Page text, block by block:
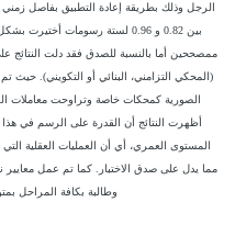
الرجل وذلك بطريقة إعادة التطبيق بفاصل
ممصححين أما بالنسبة للصدق فقد دلت النتائج
(المحكي التزامني، البنائي أو التكويني). حيث
أظهرت النتائج أن القدرة على الرسم في هذا
المستوى العمري، أي أن العمليات العقلية
وطالبة بكافة المراحل بمتوسط 100 وإنحراف